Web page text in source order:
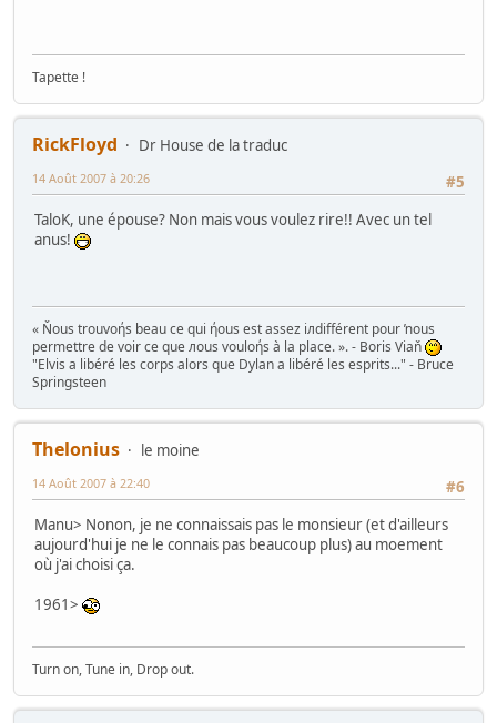
Tapette !
RickFloyd
Dr House de la traduc
#5
14 Août 2007 à 20:26
TaloK, une épouse? Non mais vous voulez rire!! Avec un tel
anus!
« Ňous trouvoήs beau ce qui ήous est assez iлdifférent pour ŉous
permettre de voir ce que лous vouloήs à la place. ». - Boris Viaň
"Elvis a libéré les corps alors que Dylan a libéré les esprits..." - Bruce
Springsteen
Thelonius
le moine
#6
14 Août 2007 à 22:40
Manu> Nonon, je ne connaissais pas le monsieur (et d'ailleurs
aujourd'hui je ne le connais pas beaucoup plus) au moement
où j'ai choisi ça.
1961>
Turn on, Tune in, Drop out.